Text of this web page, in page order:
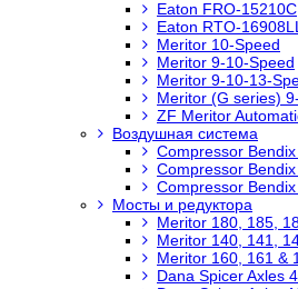
Eaton FRO-15210C
Eaton RTO-16908LL
Meritor 10-Speed
Meritor 9-10-Speed
Meritor 9-10-13-
Meritor (G series)
ZF Meritor
Воздушная система
Compressor
Compressor
Compressor Bendix
Мосты и редуктора
Meritor 180, 185,
Meritor 140, 141,
Meritor 160, 161 &
Dana Spicer Axles